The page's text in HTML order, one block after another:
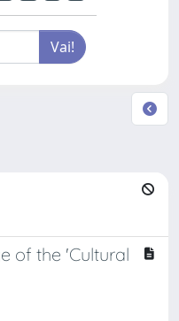
of the 'Cultural